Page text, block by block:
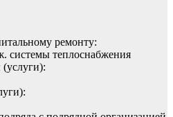
ремонту:
системы теплоснабжения